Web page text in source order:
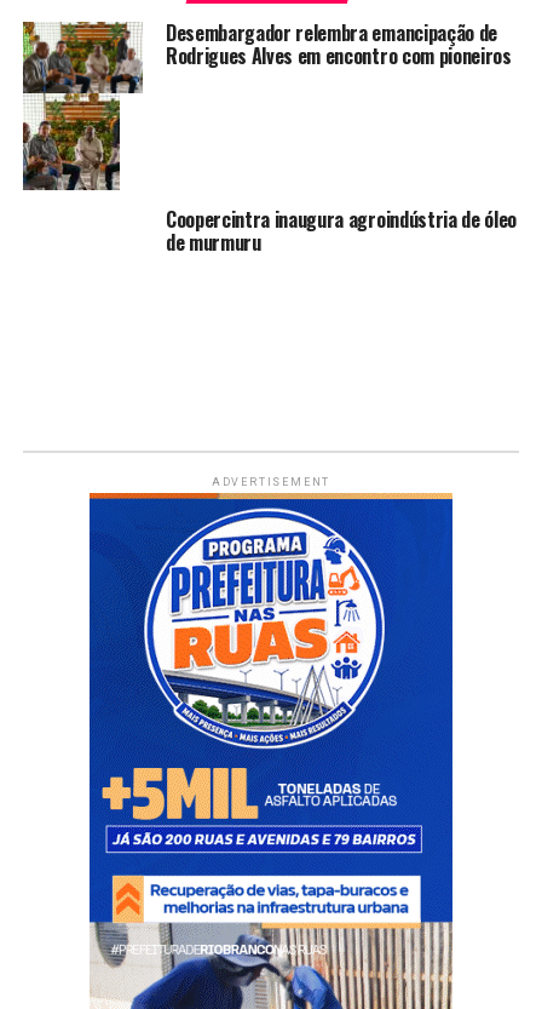
Desembargador relembra emancipação de
Rodrigues Alves em encontro com pioneiros
Coopercintra inaugura agroindústria de óleo
de murmuru
ADVERTISEMENT